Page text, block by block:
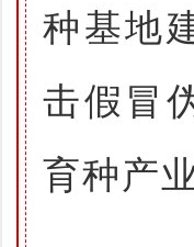
种基地
击假冒
育种产